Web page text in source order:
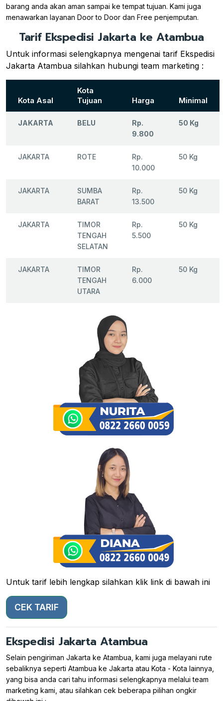
barang anda akan aman sampai ke tempat tujuan. Kami juga
menawarkan layanan Door to Door dan Free penjemputan.
Tarif Ekspedisi Jakarta ke Atambua
Untuk informasi selengkapnya mengenai tarif Ekspedisi
Jakarta Atambua silahkan hubungi team marketing :
Kota Asal
Kota
Tujuan
Harga Minimal
JAKARTA BELU
Rp.
9.800
50 Kg
JAKARTA ROTE
Rp.
10.000
50 Kg
JAKARTA
SUMBA
BARAT
Rp.
13.500
50 Kg
JAKARTA
TIMOR
TENGAH
SELATAN
Rp.
5.500
50 Kg
JAKARTA
TIMOR
TENGAH
UTARA
Rp.
6.000
50 Kg
Untuk tarif lebih lengkap silahkan klik link di bawah ini
CEK TARIF
Ekspedisi Jakarta Atambua
Selain pengiriman Jakarta ke Atambua, kami juga melayani rute
sebaliknya seperti Atambua ke Jakarta atau Kota - Kota lainnya,
yang bisa anda cari tahu informasi selengkapnya melalui team
marketing kami, atau silahkan cek beberapa pilihan ongkir